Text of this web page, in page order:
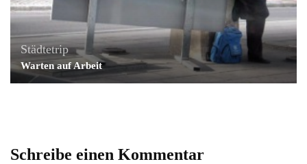
Städtetrip
Warten auf Arbeit
Schreibe einen Kommentar